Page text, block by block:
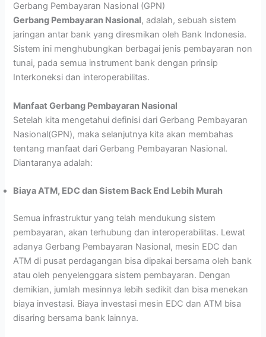
Gerbang Pembayaran Nasional (GPN)
Gerbang Pembayaran Nasional, adalah, sebuah sistem
jaringan antar bank yang diresmikan oleh Bank Indonesia.
Sistem ini menghubungkan berbagai jenis pembayaran non
tunai, pada semua instrument bank dengan prinsip
Interkoneksi dan interoperabilitas.
Manfaat Gerbang Pembayaran Nasional
Setelah kita mengetahui definisi dari Gerbang Pembayaran
Nasional(GPN), maka selanjutnya kita akan membahas
tentang manfaat dari Gerbang Pembayaran Nasional.
Diantaranya adalah:
Biaya ATM, EDC dan Sistem Back End Lebih Murah
Semua infrastruktur yang telah mendukung sistem
pembayaran, akan terhubung dan interoperabilitas. Lewat
adanya Gerbang Pembayaran Nasional, mesin EDC dan
ATM di pusat perdagangan bisa dipakai bersama oleh bank
atau oleh penyelenggara sistem pembayaran. Dengan
demikian, jumlah mesinnya lebih sedikit dan bisa menekan
biaya investasi. Biaya investasi mesin EDC dan ATM bisa
disaring bersama bank lainnya.